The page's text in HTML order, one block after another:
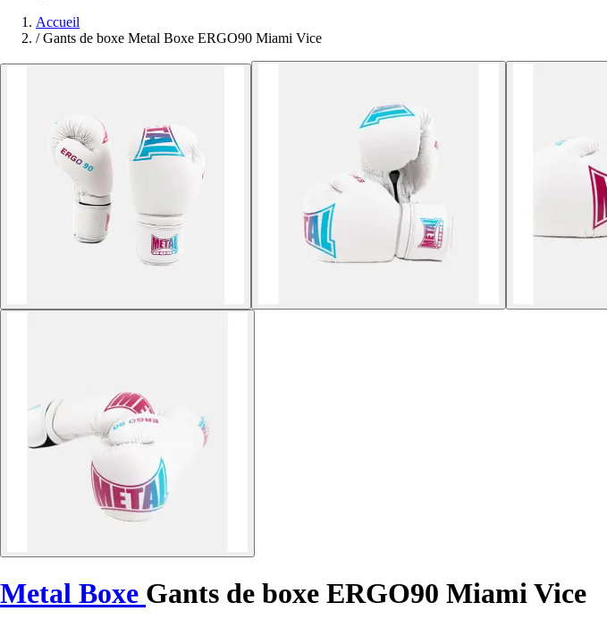
Accueil
/ Gants de boxe Metal Boxe ERGO90 Miami Vice
Metal Boxe Gants de boxe ERGO90 Miami Vice